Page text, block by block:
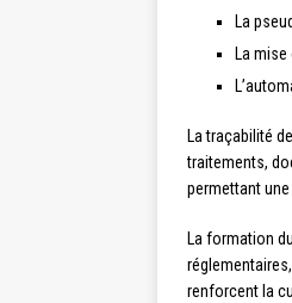
La
La
La traçabilité
traitements,
permettant une
La formation
renforcent la